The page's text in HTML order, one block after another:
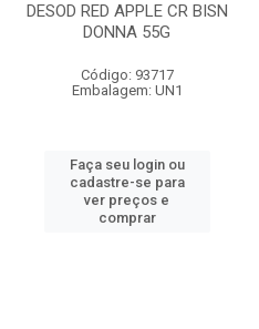
DESOD RED APPLE CR BISN
DONNA 55G
Código: 93717
Embalagem: UN1
Faça seu login ou
cadastre-se para
ver preços e
comprar